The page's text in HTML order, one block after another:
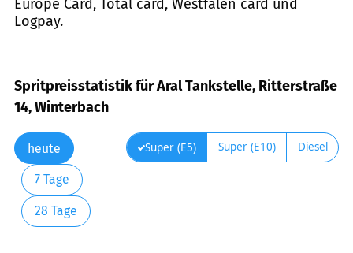
Europe Card, Total card, Westfalen card und
Logpay.
Spritpreisstatistik für Aral Tankstelle, Ritterstraße
14, Winterbach
heute
7 Tage
28 Tage
Super (E5) Super (E10) Diesel